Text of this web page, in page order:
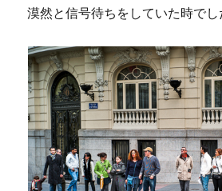
漠然と信号待ちをしていた時でし